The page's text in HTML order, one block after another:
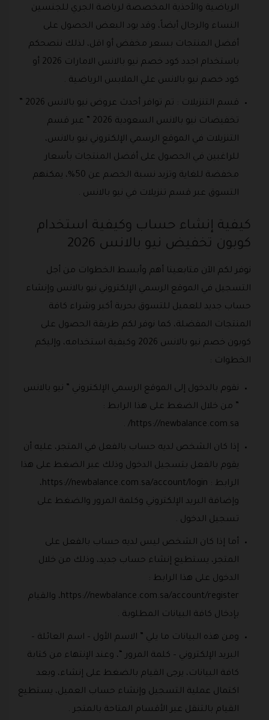
الرياضية والأحذية المخصصة لرياضة الجري للجنسين
النساء والرجال أيضاً، وقد يود البعض الحصول على
أفضل المنتجات بسعر مخفض أو اقل، لذلك ننصحكم
باستخدام اجدد كود خصم نيو بالانس الامارات 2026 أو
كود خصم نيو بالانس علي الملابس الرياضية .
تخفيضات نيو بالانس السعودية 2026 ” عبر قسم
التنزيلات في الموقع الرسمي الإلكتروني نيو بالانس،
للراغبين في الحصول على أفضل المنتجات بأسعار
مخفضة للغاية وتزيد نسبة الخصم عن 50%، يمكنهم
التسوق عبر قسم تنزيلات في نيو بالانس .
كيفية إنشاء حساب وكيفية استخدام
كوبون تخفيض نيو بالانس 2026
نوفر لكم الآن متابعينا أهم وأبسط الخطوات من أجل
التسجيل في الموقع الرسمي الإلكتروني نيو بالانس وإنشاء
حساب جديد للعميل للتسوق بحرية أكبر وشراء كافة
المنتجات المفضلة، كما نوفر لكم طريقة الحصول على
كوبون خصم نيو بالانس 2026 وكيفية استخدامه، وإليكم
الخطوات :
نقوم بالدخول إلى الموقع الرسمي الإلكتروني ” نيو بالانس
” من خلال الضغط على هذا الرابط :
https://newbalance.com.sa/ .
إذا كان الشخص لديه حساب بالفعل في المتجر، عليه أن
يقوم بالفعل بتسجيل الدخول وذلك عبر الضغط على هذا
الرابط : https://newbalance.com.sa/account/login،
وإضافة البريد الإلكتروني وكلمة المرور والضغط على
تسجيل الدخول .
أما إذا كان الشخص ليس لديه حساب بالفعل على
المتجر، يستطيع إنشاء حساب جديد، وذلك من خلال
الدخول على هذا الرابط :
https://newbalance.com.sa/account/register، والقيام
بإدخال كافة البيانات المطلوبة .
ومن هذه البيانات ما يلي ” الاسم الأول – اسم العائلة –
البريد الإلكتروني – كلمة المرور “، وعند الإنتهاء من كتابة
كافة البيانات، يرجى القيام بالضغط على إنشاء، وبعد
اكتمال عملية التسجيل وإنشاء حساب العميل، يستطيع
القيام بالتنقل عبر الأقسام المتاحة بالمتجر .